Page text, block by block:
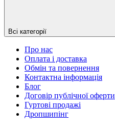
Всі категорії
Про нас
Оплата і доставка
Обмін та повернення
Контактна інформація
Блог
Договір публічної оферти
Гуртові продажі
Дропшипінг